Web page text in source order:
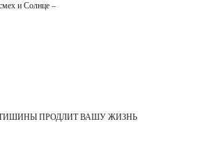
и Солнце –
ТИШИНЫ ПРОДЛИТ ВАШУ ЖИЗНЬ